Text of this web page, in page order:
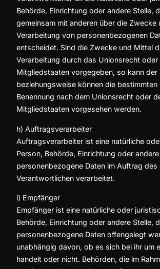
Behörde, Einrichtung oder andere Stelle,
gemeinsam mit anderen über die Zwecke
Verarbeitung von personenbezogenen
entscheidet. Sind die Zwecke und Mittel
Verarbeitung durch das Unionsrecht oder
Mitgliedstaaten vorgegeben, so kann der
beziehungsweise können die bestimmten
Benennung nach dem Unionsrecht oder
Mitgliedstaaten vorgesehen werden.
h) Auftragsverarbeiter
Auftragsverarbeiter ist eine natürliche
Person, Behörde, Einrichtung oder
personenbezogene Daten im Auftrag des
Verantwortlichen verarbeitet.
i) Empfänger
Empfänger ist eine natürliche oder
Behörde, Einrichtung oder andere Stelle,
personenbezogene Daten offengelegt
unabhängig davon, ob es sich bei ihr um
handelt oder nicht. Behörden, die im